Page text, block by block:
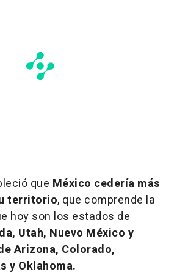
que México cedería más
territorio, que comprende la
hoy son los estados de
Utah, Nuevo México y
Arizona, Colorado,
y Oklahoma.